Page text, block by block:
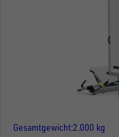
Gesamtgewicht 2.000 kg